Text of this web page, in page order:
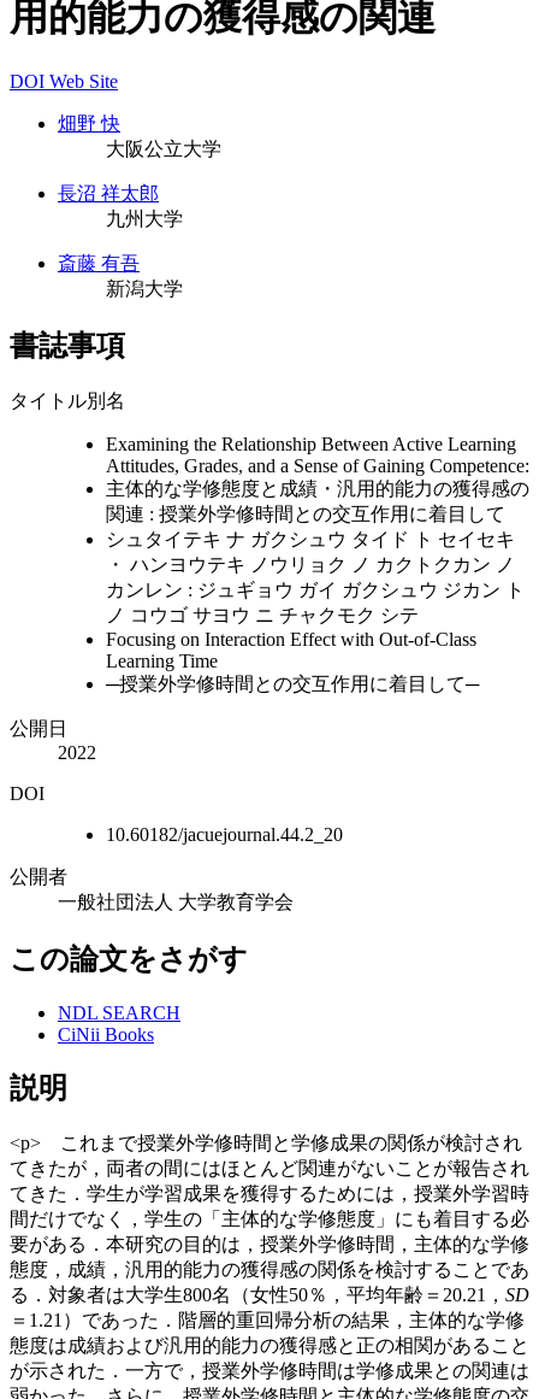
用的能力の獲得感の関連
DOI Web Site
畑野 快
大阪公立大学
長沼 祥太郎
九州大学
斎藤 有吾
新潟大学
書誌事項
タイトル別名
Examining the Relationship Between Active Learning
Attitudes, Grades, and a Sense of Gaining Competence:
主体的な学修態度と成績・汎用的能力の獲得感の
関連 : 授業外学修時間との交互作用に着目して
シュタイテキ ナ ガクシュウ タイド ト セイセキ
・ ハンヨウテキ ノウリョク ノ カクトクカン ノ
カンレン : ジュギョウ ガイ ガクシュウ ジカン ト
ノ コウゴ サヨウ ニ チャクモク シテ
Focusing on Interaction Effect with Out-of-Class
Learning Time
─授業外学修時間との交互作用に着目して─
公開日
2022
DOI
10.60182/jacuejournal.44.2_20
公開者
一般社団法人 大学教育学会
この論文をさがす
NDL SEARCH
CiNii Books
説明
<p> これまで授業外学修時間と学修成果の関係が検討され
てきたが，両者の間にはほとんど関連がないことが報告され
てきた．学生が学習成果を獲得するためには，授業外学習時
間だけでなく，学生の「主体的な学修態度」にも着目する必
要がある．本研究の目的は，授業外学修時間，主体的な学修
態度，成績，汎用的能力の獲得感の関係を検討することであ
る．対象者は大学生800名（女性50％，平均年齢＝20.21， SD
＝1.21）であった．階層的重回帰分析の結果，主体的な学修
態度は成績および汎用的能力の獲得感と正の相関があること
が示された．一方で，授業外学修時間は学修成果との関連は